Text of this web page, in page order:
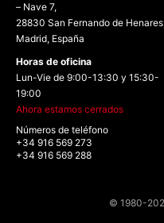
– Nave 7,
28830 San Fernando de
Madrid, España
Horas de oficina
Lun-Vie de 9:00-13:30 y 15:30-
19:00
Ahora estamos cerrados
Números de teléfono
+34 916 569 273
+34 916 569 288
© 1980-